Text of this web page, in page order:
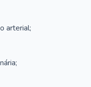
arterial;